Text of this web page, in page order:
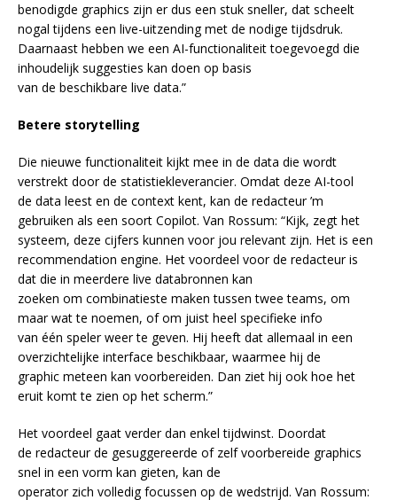
benodigde graphics zijn er dus een stuk sneller, dat scheelt
nogal tijdens een live-uitzending met de nodige tijdsdruk.
Daarnaast hebben we een AI-functionaliteit toegevoegd die
inhoudelijk suggesties kan doen op basis
van de beschikbare live data.”
Betere storytelling
Die nieuwe functionaliteit kijkt mee in de data die wordt
verstrekt door de statistiekleverancier. Omdat deze AI-tool
de data leest en de context kent, kan de redacteur ’m
gebruiken als een soort Copilot. Van Rossum: “Kijk, zegt het
systeem, deze cijfers kunnen voor jou relevant zijn. Het is een
recommendation engine. Het voordeel voor de redacteur is
dat die in meerdere live databronnen kan
zoeken om combinatieste maken tussen twee teams, om
maar wat te noemen, of om juist heel specifieke info
van één speler weer te geven. Hij heeft dat allemaal in een
overzichtelijke interface beschikbaar, waarmee hij de
graphic meteen kan voorbereiden. Dan ziet hij ook hoe het
eruit komt te zien op het scherm.”
Het voordeel gaat verder dan enkel tijdwinst. Doordat
de redacteur de gesuggereerde of zelf voorbereide graphics
snel in een vorm kan gieten, kan de
operator zich volledig focussen op de wedstrijd. Van Rossum: